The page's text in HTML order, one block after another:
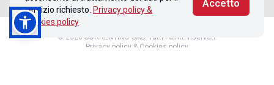
servizio richiesto. Privacy policy &
Cookies policy
Accetto
© 2026 SORRENTINO SAS. Tutti i diritti riservati.
Privacy policy & Cookies policy